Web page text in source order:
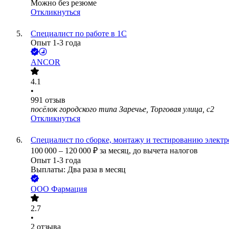
Можно без резюме
Откликнуться
Специалист по работе в 1С
Опыт 1-3 года
ANCOR
4.1
•
991 отзыв
посёлок городского типа Заречье, Торговая улица, с2
Откликнуться
Специалист по сборке, монтажу и тестированию
100 000 – 120 000 ₽ за месяц, до вычета налогов
Опыт 1-3 года
Выплаты: Два раза в месяц
ООО Фармация
2.7
•
2 отзыва